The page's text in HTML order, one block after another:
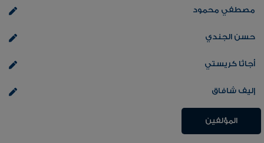
مصطفي محمود
حسن الجندي
أجاثا كريستي
إليف شافاق
المؤلفين